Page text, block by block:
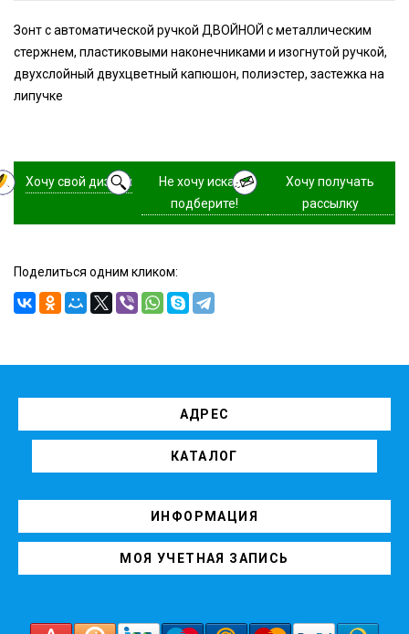
Зонт с автоматической ручкой ДВОЙНОЙ с металлическим
стержнем, пластиковыми наконечниками и изогнутой ручкой,
двухслойный двухцветный капюшон, полиэстер, застежка на
липучке
Хочу свой дизайн
Не хочу искать,
подберите!
Хочу получать
рассылку
Поделиться одним кликом:
АДРЕС
КАТАЛОГ
ИНФОРМАЦИЯ
МОЯ УЧЕТНАЯ ЗАПИСЬ